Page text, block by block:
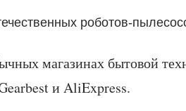
роботов-
магазинах бытовой
и AliExpress.